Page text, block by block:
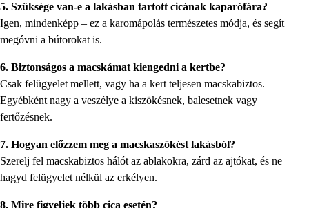
5. Szüksége van-e a lakásban tartott cicának kaparófára?
Igen, mindenképp – ez a karomápolás természetes módja, és segít
megóvni a bútorokat is.
6. Biztonságos a macskámat kiengedni a kertbe?
Csak felügyelet mellett, vagy ha a kert teljesen macskabiztos.
Egyébként nagy a veszélye a kiszökésnek, balesetnek vagy
fertőzésnek.
7. Hogyan előzzem meg a macskaszökést lakásból?
Szerelj fel macskabiztos hálót az ablakokra, zárd az ajtókat, és ne
hagyd felügyelet nélkül az erkélyen.
8. Mire figyeljek több cica esetén?